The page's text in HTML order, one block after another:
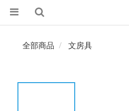
全部商品 文房具